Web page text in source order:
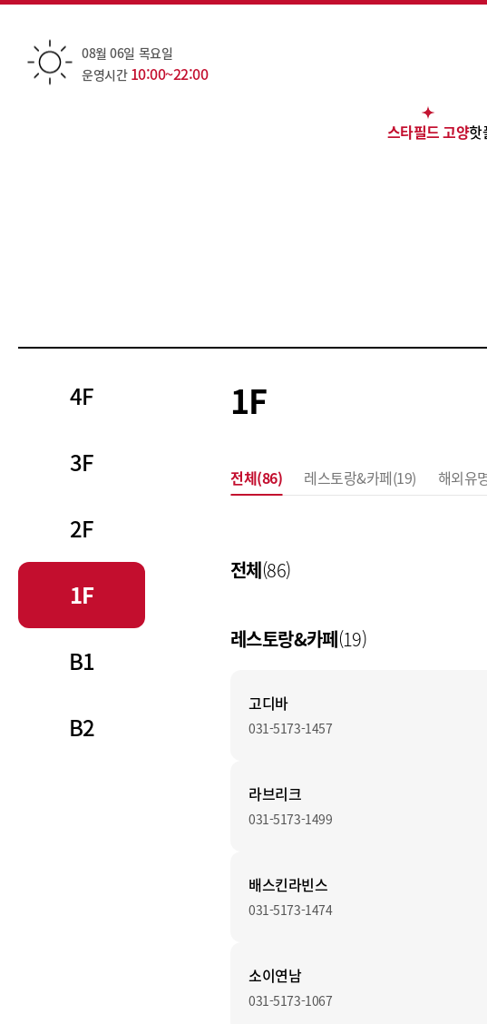
08월 06일 목요일
운영시간 10:00~22:00
스타필드 고양핫
신세
4F
3F
2F
1F
B1
B2
1F
전체(86) 레스토랑&카페(19) 해외유
전체(86)
레스토랑&카페(19)
고디바
031-5173-1457
라브리크
031-5173-1499
배스킨라빈스
031-5173-1474
소이연남
031-5173-1067